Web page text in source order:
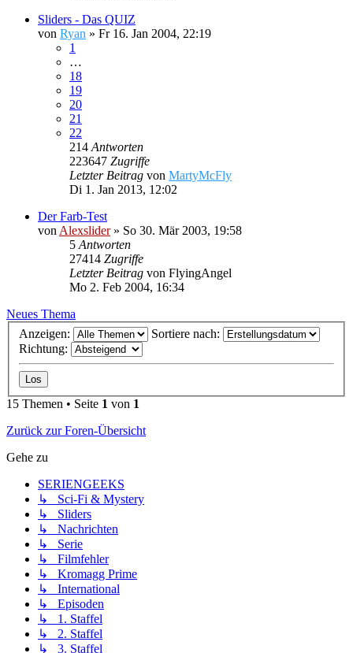
Sliders - Das QUIZ
von Ryan » Fr 16. Jan 2004, 22:19
1
…
18
19
20
21
22
214 Antworten
223647 Zugriffe
Letzter Beitrag von MartyMcFly
Di 1. Jan 2013, 12:02
Der Farb-Test
von Alexslider» So 30. Mär 2003, 19:58
5 Antworten
27414 Zugriffe
Letzter Beitrag von FlyingAngel
Mo 2. Feb 2004, 16:34
Neues Thema
Anzeigen:
Sortiere nach:
Richtung:
15 Themen • Seite 1 von 1
Zurück zur Foren-Übersicht
Gehe zu
SERIENGEEKS
↳ Sci-Fi & Mystery
↳ Sliders
↳ Nachrichten
↳ Serie
↳ Filmfehler
↳ Kromagg Prime
↳ International
↳ Episoden
↳ 1. Staffel
↳ 2. Staffel
↳ 3. Staffel